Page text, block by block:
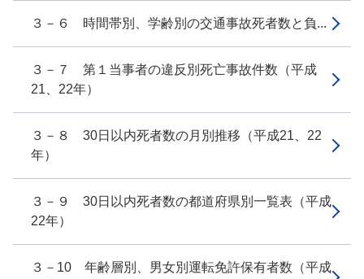
３－６ 時間帯別、学齢別の交通事故死者数と負...
３－７ 第１当事者の違反別死亡事故件数（平成
21、22年）
３－８ 30日以内死者数の月別推移（平成21、22
年）
３－９ 30日以内死者数の都道府県別一覧表（平成
22年）
３－10 年齢層別、男女別運転免許保有者数（平成